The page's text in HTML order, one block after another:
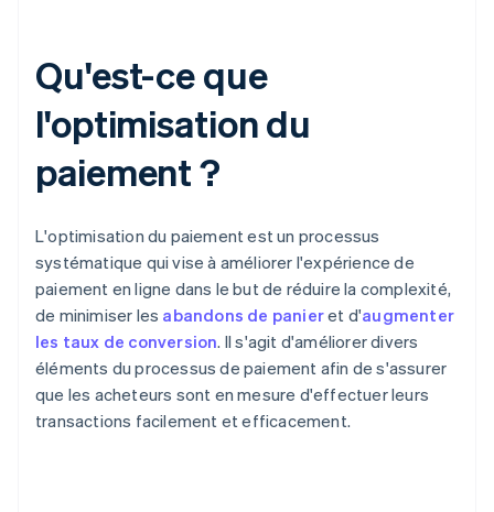
Qu'est-ce que
l'optimisation du
paiement ?
L'optimisation du paiement est un processus
systématique qui vise à améliorer l'expérience de
paiement en ligne dans le but de réduire la complexité,
de minimiser les abandons de panieret d'augmenter
les taux de conversion. Il s'agit d'améliorer divers
éléments du processus de paiement afin de s'assurer
que les acheteurs sont en mesure d'effectuer leurs
transactions facilement et efficacement.